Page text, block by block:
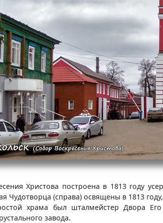
Христова построена в 1813 году
Чудотворца (справа) освящены в 1813
храма был шталмейстер Двора
завода.